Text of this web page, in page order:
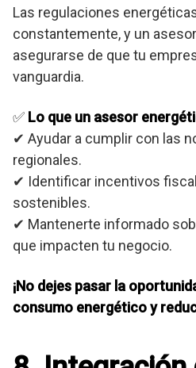
Las regulaciones
constantemente, y un
asegurarse de que tu
vanguardia.
✅ Lo que un asesor
✔ Ayudar a cumplir con las
regionales.
✔ Identificar incentivos
sostenibles.
✔ Mantenerte informado
que impacten tu negocio.
¡No dejes pasar la
consumo energético y